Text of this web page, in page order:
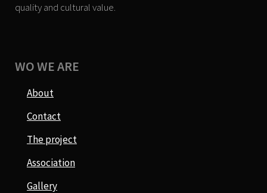
quality and cultural value.
WO WE ARE
About
Contact
The project
Association
Gallery